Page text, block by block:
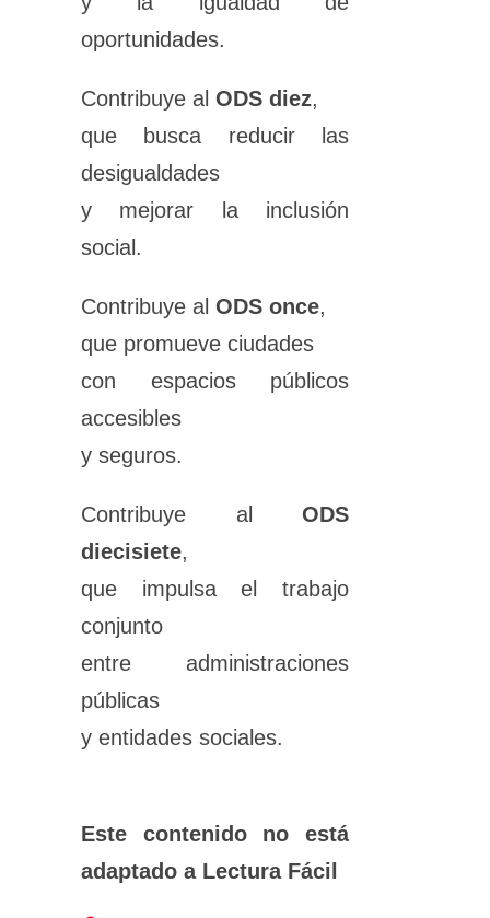
oportunidades.
Contribuye al ODS diez,
que busca reducir las
desigualdades
y mejorar la inclusión
social.
Contribuye al ODS once,
que promueve ciudades
con espacios públicos
accesibles
y seguros.
Contribuye al ODS
diecisiete,
que impulsa el trabajo
conjunto
entre administraciones
públicas
y entidades sociales.
Este contenido no está
adaptado a Lectura Fácil